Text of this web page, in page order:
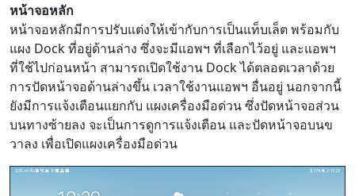
หน้าจอหลัก
หน้าจอหลักมีการปรับแต่งให้เข้ากับการเป็นแท็บเล็ต พร้อมกับ
แผง Dock ที่อยู่ด้านล่าง ซึ่งจะมีแอพฯ ที่เลือกไว้อยู่ และแอพฯ
ที่ใช้ไปก่อนหน้า สามารถเปิดใช้งาน Dock ได้ตลอดเวลาด้วย
การปัดหน้าจอด้านล่างขึ้น เวลาใช้งานแอพฯ อื่นอยู่ นอกจากนี้
ยังมีการแจ้งเตือนแยกกับ แผงเครื่องมือด่วน ซึ่งปัดหน้าจอส่วน
บนทางซ้ายลง จะเป็นการดูการแจ้งเตือน และปัดหน้าจอบนข
วาลง เพื่อเปิดแผงเครื่องมือด่วน